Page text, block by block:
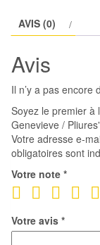
Pliures
AVIS (0)
Avis
Il n’y a pas encore
Soyez le premier à
Genevieve /
Votre adresse e-
obligatoires sont
Votre note *
Votre avis *